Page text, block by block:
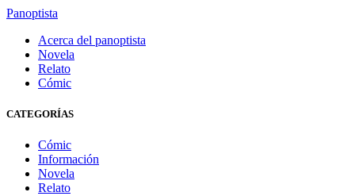
Panoptista
Acerca del panoptista
Novela
Relato
Cómic
CATEGORÍAS
Cómic
Información
Novela
Relato